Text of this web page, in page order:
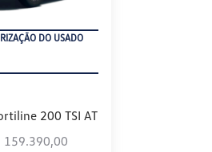
200 TSI AT
159.390,00